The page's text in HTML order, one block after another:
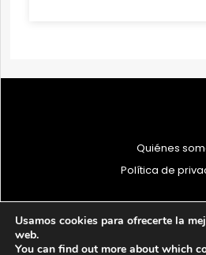
Quiénes
Política de
Usamos cookies para ofrecerte la
web.
You can find out more about which